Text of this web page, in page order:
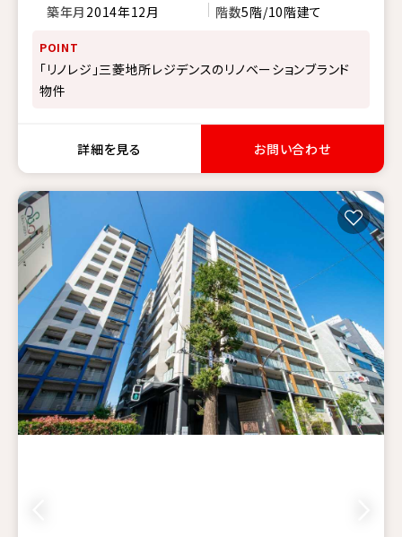
築年月 2014年12月 階数5階/10階建て
POINT
「リノレジ」三菱地所レジデンスのリノベーションブランド
物件
詳細を見る お問い合わせ